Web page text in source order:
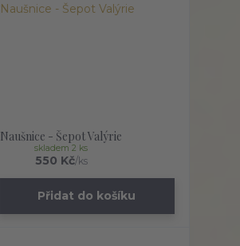
Naušnice - Šepot Valýrie
550 Kč/ks
skladem 2 ks
Přidat do košíku